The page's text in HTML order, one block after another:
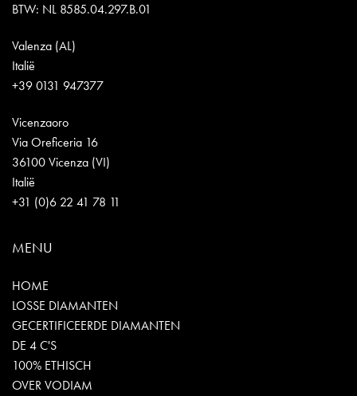
BTW: NL 8585.04.297.B.01
Valenza (AL)
Italië
+39 0131 947377
Vicenzaoro
Via Oreficeria 16
36100 Vicenza (VI)
Italië
+31 (0)6 22 41 78 11
MENU
HOME
LOSSE DIAMANTEN
GECERTIFICEERDE DIAMANTEN
DE 4 C'S
100% ETHISCH
OVER VODIAM